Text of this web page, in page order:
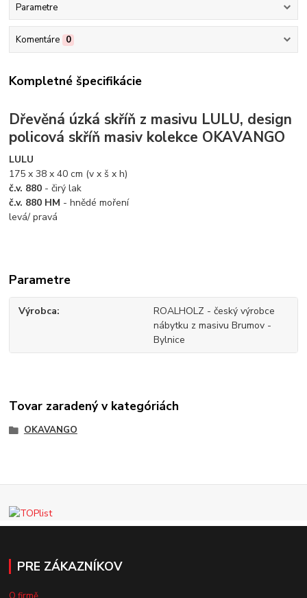
Parametre
Komentáre 0
Kompletné špecifikácie
Dřevěná úzká skříň z masivu LULU, design
policová skříň masiv kolekce OKAVANGO
LULU
175 x 38 x 40 cm (v x š x h)
č.v. 880 - čirý lak
č.v. 880 HM - hnědé moření
levá/ pravá
Parametre
Výrobca
ROALHOLZ - český výrobce
nábytku z masivu Brumov -
Bylnice
Tovar zaradený v kategóriách
OKAVANGO
PRE ZÁKAZNÍKOV